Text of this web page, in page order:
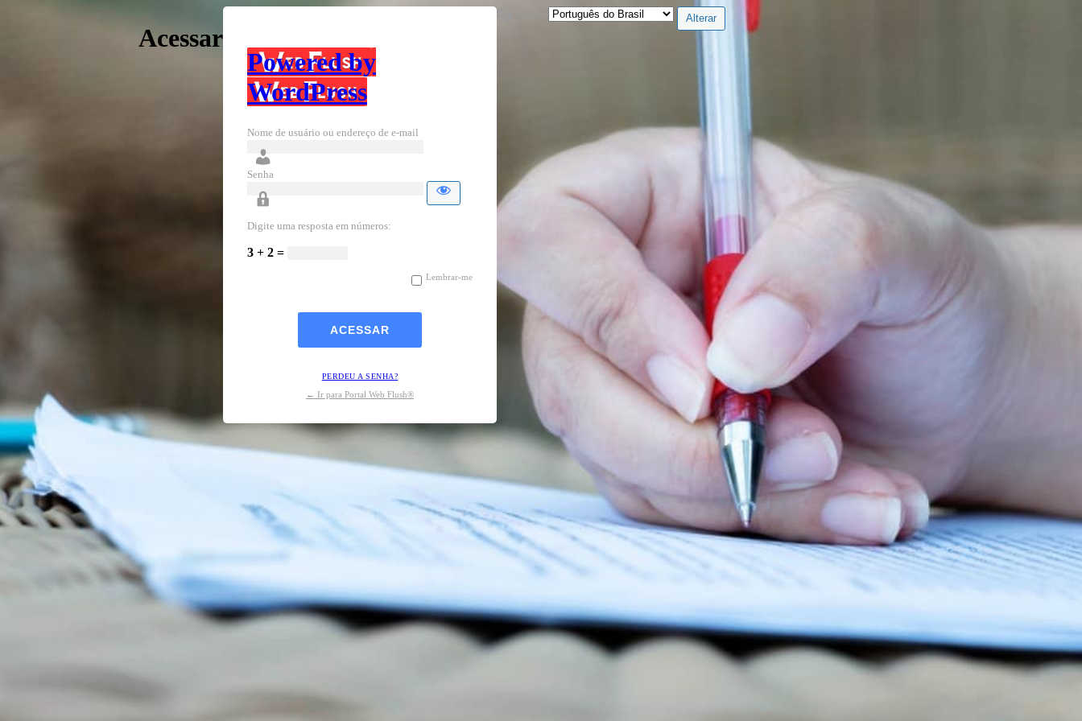
Acessar
Powered by
WordPress
Nome de usuário ou endereço de e-mail
Senha
Digite uma resposta em números:
3 + 2 =
Lembrar-me
PERDEU A SENHA?
← Ir para Portal Web Flush®